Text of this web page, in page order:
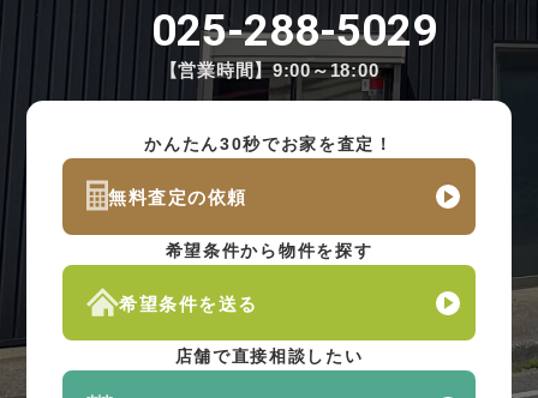
025-288-5029
【営業時間】9:00～18:00
かんたん30秒でお家を査定！
無料査定の依頼
希望条件から物件を探す
希望条件を送る
店舗で直接相談したい